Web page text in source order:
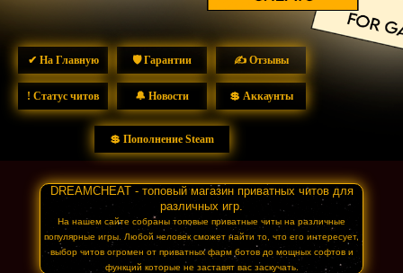
✍ Отзывы
🛡 Гарантии
💲 Аккаунты
💲 Пополнение Steam
🔔 Новости
! Статус читов
✔ На Главную
DREAMCHEAT - топовый магазин приватных читов для
различных игр.
На нашем сайте собраны топовые приватные читы на различные
популярные игры. Любой человек сможет найти то, что его интересует,
выбор читов огромен от приватных фарм ботов до мощных софтов и
функций которые не заставят вас заскучать.